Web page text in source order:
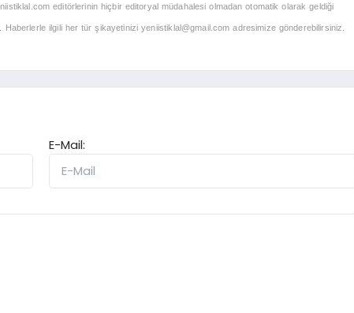
editörlerinin hiçbir editoryal müdahalesi olmadan otomatik olarak geldiği
Haberlerle ilgili her tür şikayetiniziyeniistiklal@gmail.com adresimize gönderebilirsiniz.
E-Mail: